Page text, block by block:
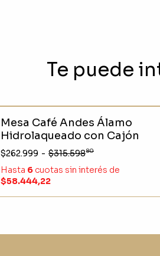
Te puede
SIN STOCK
Mesa Café Andes Álamo
Hidrolaqueado con Cajón
$262.999 - $315.59880
Hasta 6 cuotas sin interés de
$58.444,22